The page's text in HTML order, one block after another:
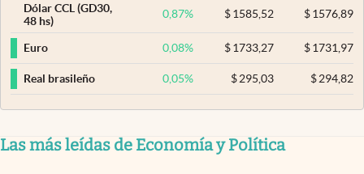
Dólar CCL (GD30,
48 hs)
0,87% $ 1585,52 $1576,89
Euro 0,08% $ 1733,27 $1731,97
Real brasileño 0,05% $ 295,03 $294,82
Las más leídas de Economía y Política